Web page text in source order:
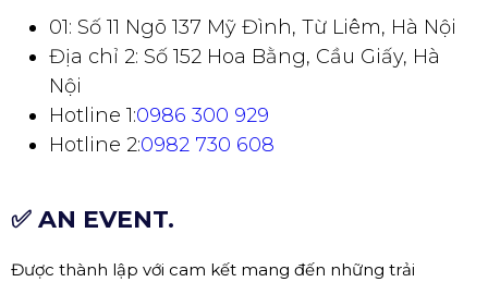
01: Số 11 Ngõ 137 Mỹ Đình, Từ Liêm, Hà Nội
Địa chỉ 2: Số 152 Hoa Bằng, Cầu Giấy, Hà
Nội
Hotline 1:0986 300 929
Hotline 2:0982 730 608
✅ AN EVENT.
Được thành lập với cam kết mang đến những trải